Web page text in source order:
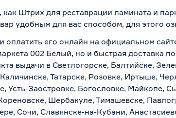
как Штрих для реставрации ламината и
удобным для вас способом, для этого
оплатить его онлайн на официальном
002 Белый, но и быстрая доставка
выдачи в Светлогорске, Балтийске,
Татарске, Розовке, Иртыше,
Усть-Заостровке, Богословке, Майкопе,
Шербакуле, Тимашевске,
Сочи, Славянске-на-Кубани,